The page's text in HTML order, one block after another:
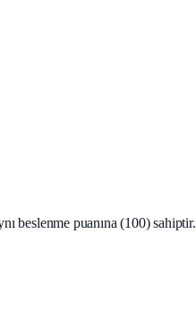
beslenme puanına (100) sahiptir.